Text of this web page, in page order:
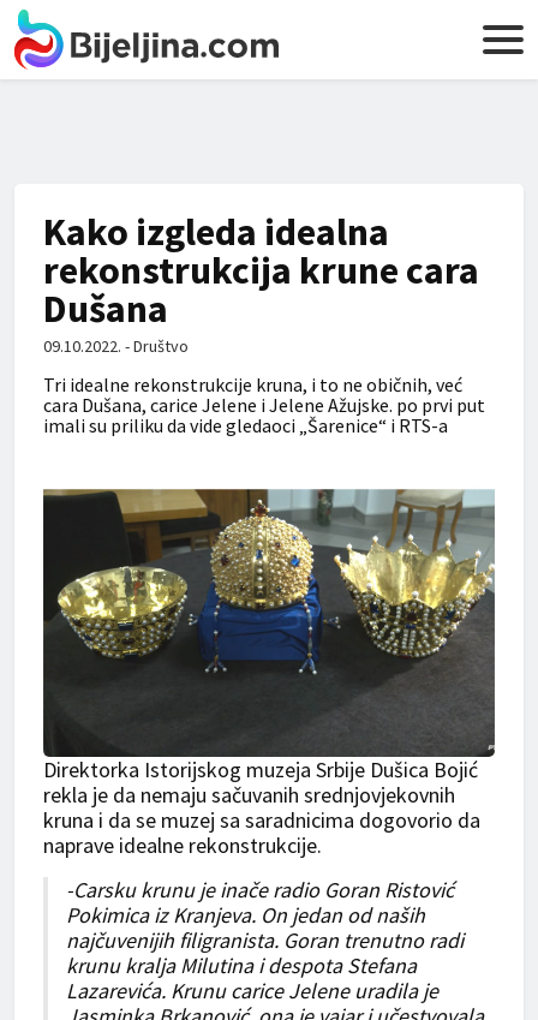
Kako izgleda idealna
rekonstrukcija krune cara
Dušana
09.10.2022. - Društvo
Tri idealne rekonstrukcije kruna, i to ne običnih, već
cara Dušana, carice Jelene i Jelene Ažujske. po prvi put
imali su priliku da vide gledaoci „Šarenice“ i RTS-a
Direktorka Istorijskog muzeja Srbije Dušica Bojić
rekla je da nemaju sačuvanih srednjovjekovnih
kruna i da se muzej sa saradnicima dogovorio da
naprave idealne rekonstrukcije.
-Carsku krunu je inače radio Goran Ristović
Pokimica iz Kranjeva. On jedan od naših
najčuvenijih filigranista. Goran trenutno radi
krunu kralja Milutina i despota Stefana
Lazarevića. Krunu carice Jelene uradila je